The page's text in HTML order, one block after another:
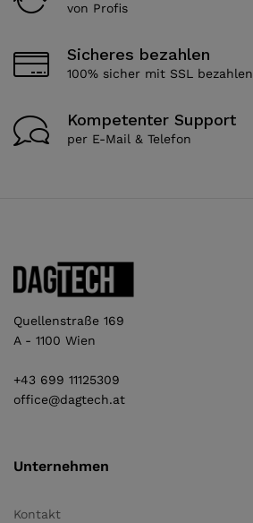
von Profis
Sicheres bezahlen
100% sicher mit SSL bezahlen
Kompetenter Support
per E-Mail & Telefon
Quellenstraße 169
A - 1100 Wien
+43 699 11125309
office@dagtech.at
Unternehmen
Kontakt